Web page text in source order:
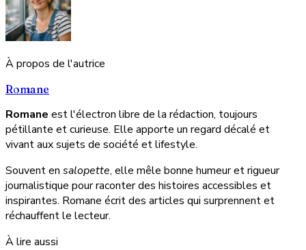
À propos de l'autrice
Romane
Romane est l'électron libre de la rédaction, toujours
pétillante et curieuse. Elle apporte un regard décalé et
vivant aux sujets de société et lifestyle.
Souvent en salopette, elle mêle bonne humeur et rigueur
journalistique pour raconter des histoires accessibles et
inspirantes. Romane écrit des articles qui surprennent et
réchauffent le lecteur.
À lire aussi